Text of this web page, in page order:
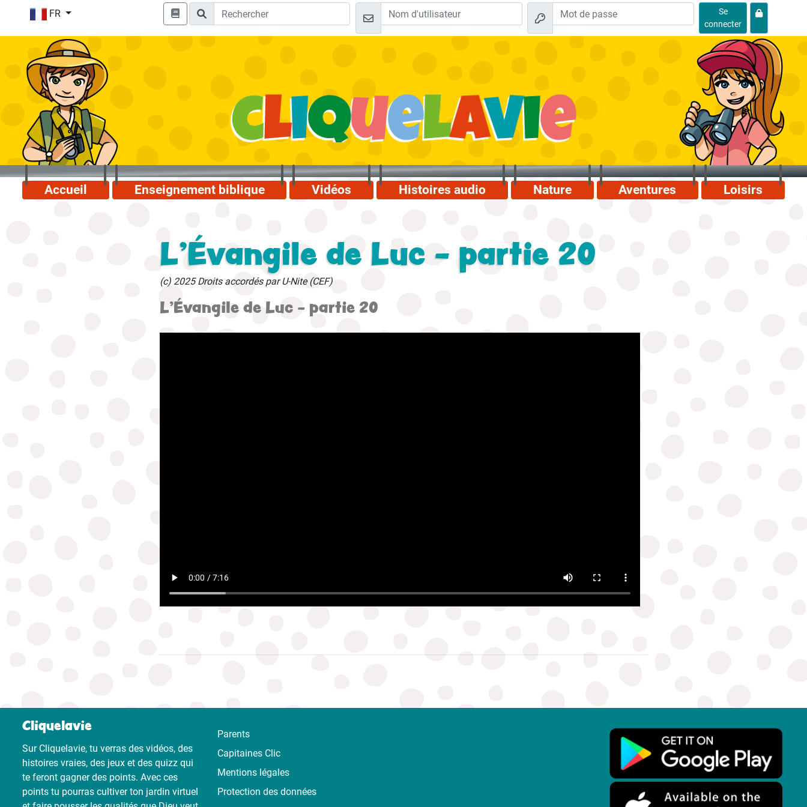
FR
Se
connecter
Accueil Enseignement biblique Vidéos Histoires audio Nature Aventures Loisirs
L'Évangile de Luc - partie 20
(c) 2025 Droits accordés par U-Nite (CEF)
L'Évangile de Luc - partie 20
Cliquelavie
Sur Cliquelavie, tu verras des vidéos, des
histoires vraies, des jeux et des quizz qui
te feront gagner des points. Avec ces
points tu pourras cultiver ton jardin virtuel
Parents
Capitaines Clic
Mentions légales
Protection des données